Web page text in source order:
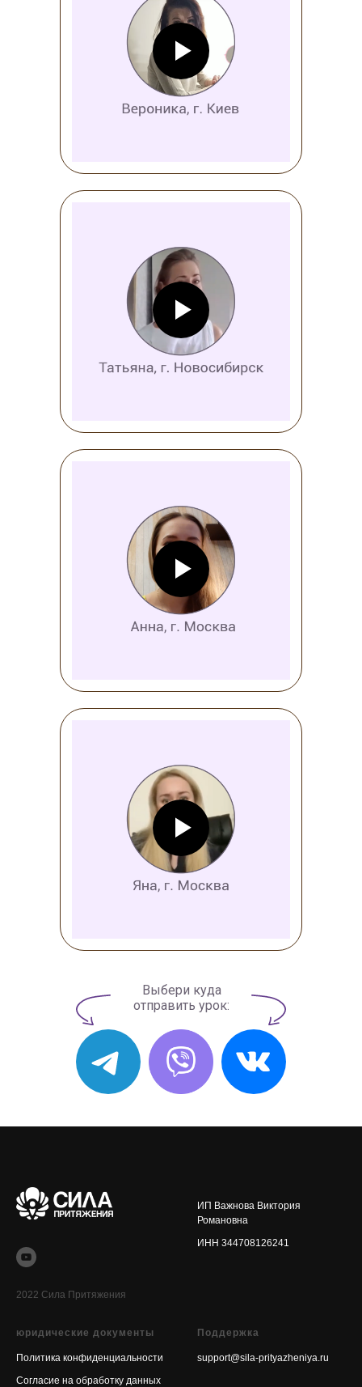
Выбери куда
отправить урок:
2022 Сила Притяжения
ИП Важнова Виктория
Романовна
ИНН 344708126241
юридические документы
Политика конфиденциальности
Согласие на обработку данных
Поддержка
support@sila-prityazheniya.ru